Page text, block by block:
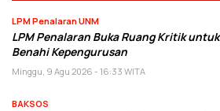
LPM Penalaran UNM
LPM Penalaran Buka Ruang Kritik untuk
Benahi Kepengurusan
Minggu, 9 Agu 2026 - 16:33 WITA
BAKSOS